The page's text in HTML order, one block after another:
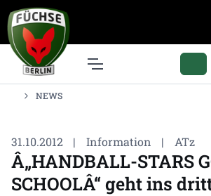
NEWS
31.10.2012 | Information | ATz
Â„HANDBALL-STARS
SCHOOLÂ“ geht ins